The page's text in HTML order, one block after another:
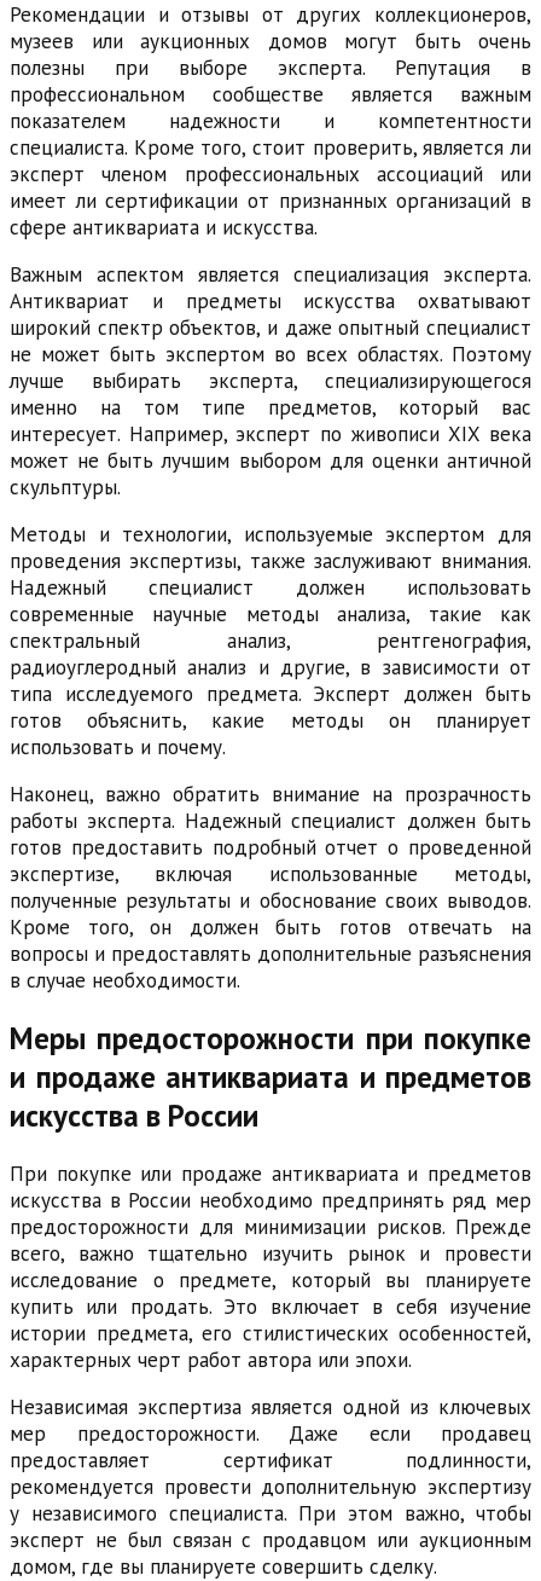
Рекомендации и отзывы от других коллекционеров,
музеев или аукционных домов могут быть очень
полезны при выборе эксперта. Репутация в
профессиональном сообществе является важным
показателем надежности и компетентности
специалиста. Кроме того, стоит проверить, является ли
эксперт членом профессиональных ассоциаций или
имеет ли сертификации от признанных организаций в
сфере антиквариата и искусства.
Важным аспектом является специализация эксперта.
Антиквариат и предметы искусства охватывают
широкий спектр объектов, и даже опытный специалист
не может быть экспертом во всех областях. Поэтому
лучше выбирать эксперта, специализирующегося
именно на том типе предметов, который вас
интересует. Например, эксперт по живописи XIX века
может не быть лучшим выбором для оценки античной
скульптуры.
Методы и технологии, используемые экспертом для
проведения экспертизы, также заслуживают внимания.
Надежный специалист должен использовать
современные научные методы анализа, такие как
спектральный анализ, рентгенография,
радиоуглеродный анализ и другие, в зависимости от
типа исследуемого предмета. Эксперт должен быть
готов объяснить, какие методы он планирует
использовать и почему.
Наконец, важно обратить внимание на прозрачность
работы эксперта. Надежный специалист должен быть
готов предоставить подробный отчет о проведенной
экспертизе, включая использованные методы,
полученные результаты и обоснование своих выводов.
Кроме того, он должен быть готов отвечать на
вопросы и предоставлять дополнительные разъяснения
в случае необходимости.
Меры предосторожности при покупке
и продаже антиквариата и предметов
искусства в России
При покупке или продаже антиквариата и предметов
искусства в России необходимо предпринять ряд мер
предосторожности для минимизации рисков. Прежде
всего, важно тщательно изучить рынок и провести
исследование о предмете, который вы планируете
купить или продать. Это включает в себя изучение
истории предмета, его стилистических особенностей,
характерных черт работ автора или эпохи.
Независимая экспертиза является одной из ключевых
мер предосторожности. Даже если продавец
предоставляет сертификат подлинности,
рекомендуется провести дополнительную экспертизу
у независимого специалиста. При этом важно, чтобы
эксперт не был связан с продавцом или аукционным
домом, где вы планируете совершить сделку.